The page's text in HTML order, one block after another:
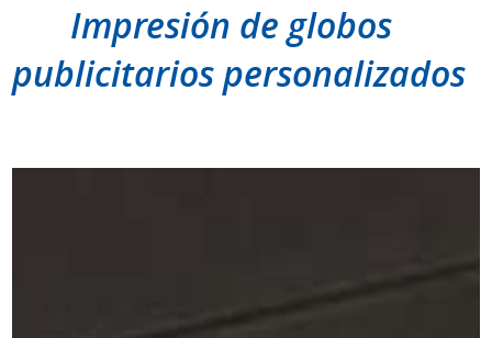
Impresión de globos
publicitarios personalizados